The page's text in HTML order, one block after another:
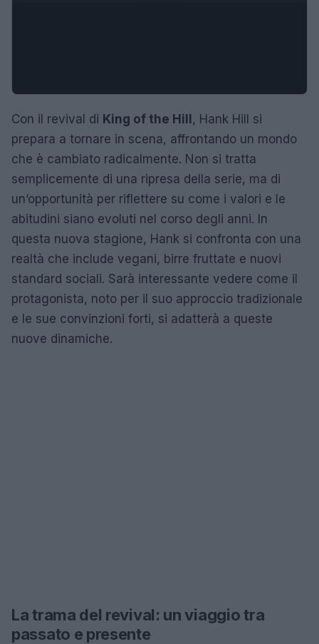
Con il revival di King of the Hill, Hank Hill si
prepara a tornare in scena, affrontando un mondo
che è cambiato radicalmente. Non si tratta
semplicemente di una ripresa della serie, ma di
un’opportunità per riflettere su come i valori e le
abitudini siano evoluti nel corso degli anni. In
questa nuova stagione, Hank si confronta con una
realtà che include vegani, birre fruttate e nuovi
standard sociali. Sarà interessante vedere come il
protagonista, noto per il suo approccio tradizionale
e le sue convinzioni forti, si adatterà a queste
nuove dinamiche.
La trama del revival: un viaggio tra
passato e presente